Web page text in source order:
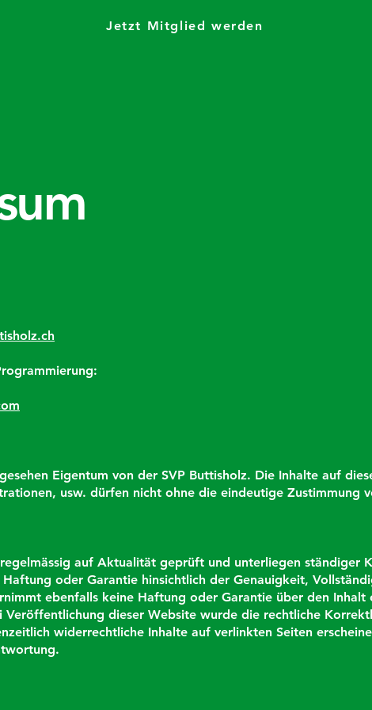
Jetzt Mitglied werden
Eigentum von der SVP Buttisholz. Die Inhalte auf
usw. dürfen nicht ohne die eindeutige Zustimmung
auf Aktualität geprüft und unterliegen ständiger
oder Garantie hinsichtlich der Genauigkeit,
ebenfalls keine Haftung oder Garantie über den Inhalt
Veröffentlichung dieser Website wurde die rechtliche
widerrechtliche Inhalte auf verlinkten Seiten